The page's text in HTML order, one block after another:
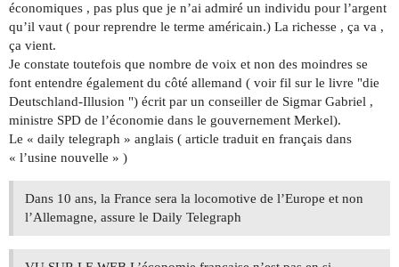
économiques , pas plus que je n’ai admiré un individu pour l’argent
qu’il vaut ( pour reprendre le terme américain.) La richesse , ça va ,
ça vient.
Je constate toutefois que nombre de voix et non des moindres se
font entendre également du côté allemand ( voir fil sur le livre "die
Deutschland-Illusion ") écrit par un conseiller de Sigmar Gabriel ,
ministre SPD de l’économie dans le gouvernement Merkel).
Le « daily telegraph » anglais ( article traduit en français dans
« l’usine nouvelle » )
Dans 10 ans, la France sera la locomotive de l’Europe et non
l’Allemagne, assure le Daily Telegraph